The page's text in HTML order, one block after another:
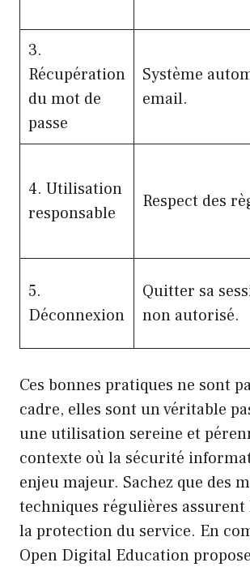
3.
Récupération
du mot de
passe
Système
email.
4. Utilisation
responsable
Respect des
5.
Déconnexion
Quitter sa
non autorisé.
Ces bonnes pratiques ne sont
cadre, elles sont un véritable
une utilisation sereine et
contexte où la sécurité
enjeu majeur. Sachez que des
techniques régulières
la protection du service. En
Open Digital Education